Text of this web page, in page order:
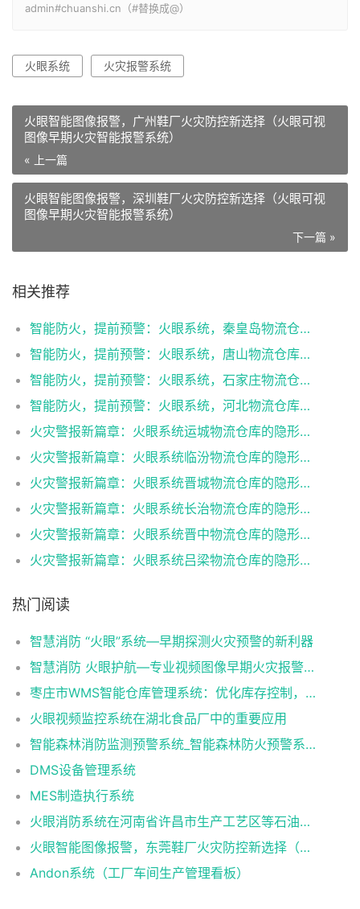
admin#chuanshi.cn（#替换成@）
火眼系统 火灾报警系统
火眼智能图像报警，广州鞋厂火灾防控新选择（火眼可视
图像早期火灾智能报警系统）
« 上一篇
火眼智能图像报警，深圳鞋厂火灾防控新选择（火眼可视
图像早期火灾智能报警系统）
下一篇 »
相关推荐
智能防火，提前预警：火眼系统，秦皇岛物流仓库的高科技护盾！（“火眼系统”早期火灾报警系统）
智能防火，提前预警：火眼系统，唐山物流仓库的高科技护盾！（“火眼系统”早期火灾报警系统）
智能防火，提前预警：火眼系统，石家庄物流仓库的高科技护盾！（“火眼系统”早期火灾报警系统）
智能防火，提前预警：火眼系统，河北物流仓库的高科技护盾！（“火眼系统”早期火灾报警系统）
火灾警报新篇章：火眼系统运城物流仓库的隐形防护网！（“火眼系统”早期火灾报警系统）
火灾警报新篇章：火眼系统临汾物流仓库的隐形防护网！（“火眼系统”早期火灾报警系统）
火灾警报新篇章：火眼系统晋城物流仓库的隐形防护网！（“火眼系统”早期火灾报警系统）
火灾警报新篇章：火眼系统长治物流仓库的隐形防护网！（“火眼系统”早期火灾报警系统）
火灾警报新篇章：火眼系统晋中物流仓库的隐形防护网！（“火眼系统”早期火灾报警系统）
火灾警报新篇章：火眼系统吕梁物流仓库的隐形防护网！（“火眼系统”早期火灾报警系统）
热门阅读
智慧消防 “火眼”系统—早期探测火灾预警的新利器
智慧消防 火眼护航—专业视频图像早期火灾报警系统
枣庄市WMS智能仓库管理系统：优化库存控制，提升物流效率
火眼视频监控系统在湖北食品厂中的重要应用
智能森林消防监测预警系统_智能森林防火预警系统_智能森林消防防火解决方案
DMS设备管理系统
MES制造执行系统
火眼消防系统在河南省许昌市生产工艺区等石油化工方面提高预防火灾安全隐患
火眼智能图像报警，东莞鞋厂火灾防控新选择（火眼可视图像早期火灾智能报警系统）
Andon系统（工厂车间生产管理看板）